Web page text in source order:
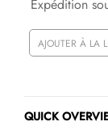
Expédition
AJOUTER À LA
QUICK